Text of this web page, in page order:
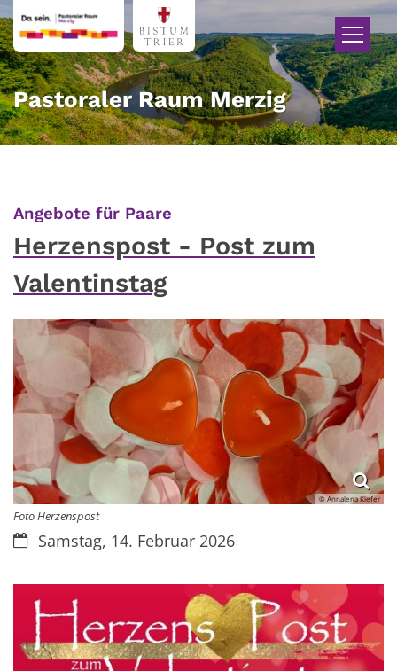
Zum Inhalt springen
Pastoraler Raum Merzig
Angebote für Paare
Herzenspost - Post zum
Valentinstag
© Annalena Kiefer
Foto Herzenspost
Datum:Samstag, 14. Februar 2026